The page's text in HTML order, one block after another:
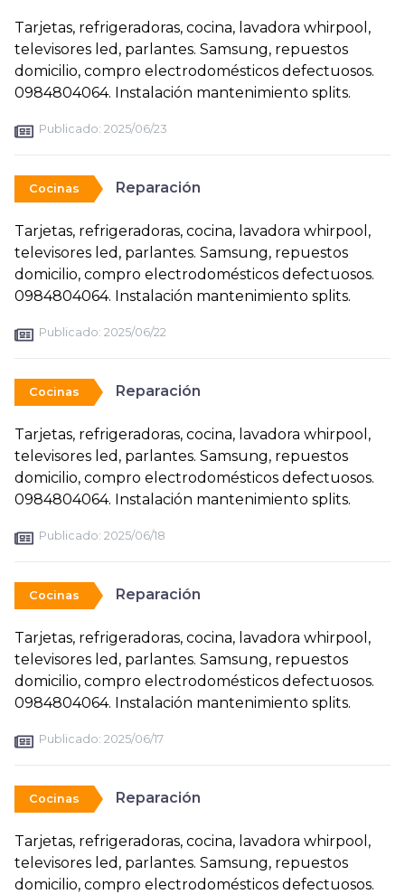
Tarjetas, refrigeradoras, cocina, lavadora whirpool,
televisores led, parlantes. Samsung, repuestos
domicilio, compro electrodomésticos defectuosos.
0984804064. Instalación mantenimiento splits.
Publicado: 2025/06/23
Cocinas Reparación
Tarjetas, refrigeradoras, cocina, lavadora whirpool,
televisores led, parlantes. Samsung, repuestos
domicilio, compro electrodomésticos defectuosos.
0984804064. Instalación mantenimiento splits.
Publicado: 2025/06/22
Cocinas Reparación
Tarjetas, refrigeradoras, cocina, lavadora whirpool,
televisores led, parlantes. Samsung, repuestos
domicilio, compro electrodomésticos defectuosos.
0984804064. Instalación mantenimiento splits.
Publicado: 2025/06/18
Cocinas Reparación
Tarjetas, refrigeradoras, cocina, lavadora whirpool,
televisores led, parlantes. Samsung, repuestos
domicilio, compro electrodomésticos defectuosos.
0984804064. Instalación mantenimiento splits.
Publicado: 2025/06/17
Cocinas Reparación
Tarjetas, refrigeradoras, cocina, lavadora whirpool,
televisores led, parlantes. Samsung, repuestos
domicilio, compro electrodomésticos defectuosos.